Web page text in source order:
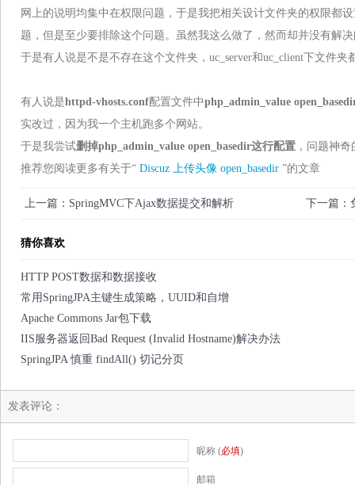
网上的说明均集中在权限问题，于是我把相关设计文件夹的权限都
题，但是至少要排除这个问题。虽然我这么做了，然而却并没有解
于是有人说是不是不存在这个文件夹，uc_server和uc_client下文件
有人说是httpd-vhosts.conf配置文件中php_admin_value
实改过，因为我一个主机跑多个网站。
于是我尝试删掉php_admin_value open_basedir这行配置 ，问题神
推荐您阅读更多有关于“ Discuz 上传头像 open_basedir ”的文章
上一篇：SpringMVC下Ajax数据提交和解析 下一篇：
猜你喜欢
HTTP POST数据和数据接收
常用SpringJPA主键生成策略，UUID和自增
Apache Commons Jar包下载
IIS服务器返回Bad Request (Invalid Hostname)解决办法
SpringJPA 慎重 findAll() 切记分页
发表评论：
昵称 (必填)
邮箱